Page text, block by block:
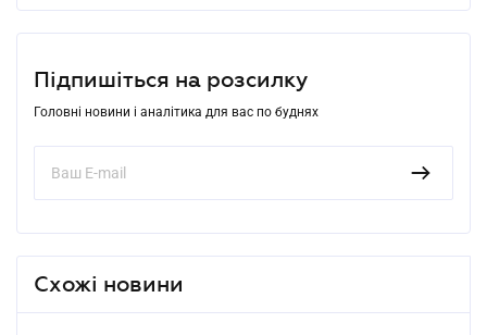
Підпишіться на розсилку
Головні новини і аналітика для вас по буднях
Схожі новини